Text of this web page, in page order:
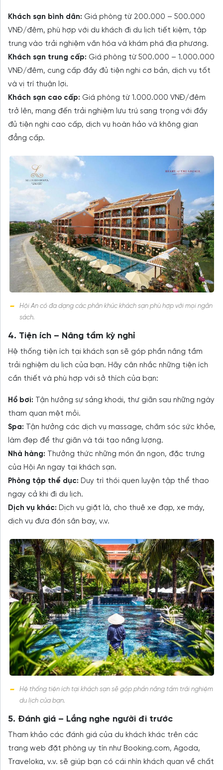
Khách sạn bình dân: Giá phòng từ 200.000 – 500.000
VNĐ/đêm, phù hợp với du khách đi du lịch tiết kiệm, tập
trung vào trải nghiệm văn hóa và khám phá địa phương.
Khách sạn trung cấp: Giá phòng từ 500.000 – 1.000.000
VNĐ/đêm, cung cấp đầy đủ tiện nghi cơ bản, dịch vụ tốt
và vị trí thuận lợi.
Khách sạn cao cấp: Giá phòng từ 1.000.000 VNĐ/đêm
trở lên, mang đến trải nghiệm lưu trú sang trọng với đầy
đủ tiện nghi cao cấp, dịch vụ hoàn hảo và không gian
đẳng cấp.
Hội An có đa dạng các phân khúc khách sạn phù hợp với mọi ngân
sách.
4. Tiện ích – Nâng tầm kỳ nghỉ
Hệ thống tiện ích tại khách sạn sẽ góp phần nâng tầm
trải nghiệm du lịch của bạn. Hãy cân nhắc những tiện ích
cần thiết và phù hợp với sở thích của bạn:
Hồ bơi: Tận hưởng sự sảng khoái, thư giãn sau những ngày
tham quan mệt mỏi.
Spa: Tận hưởng các dịch vụ massage, chăm sóc sức khỏe,
làm đẹp để thư giãn và tái tạo năng lượng.
Nhà hàng: Thưởng thức những món ăn ngon, đặc trưng
của Hội An ngay tại khách sạn.
Phòng tập thể dục: Duy trì thói quen luyện tập thể thao
ngay cả khi đi du lịch.
Dịch vụ khác: Dịch vụ giặt là, cho thuê xe đạp, xe máy,
dịch vụ đưa đón sân bay, v.v.
Hệ thống tiện ích tại khách sạn sẽ góp phần nâng tầm trải nghiệm
du lịch của bạn.
5. Đánh giá – Lắng nghe người đi trước
Tham khảo các đánh giá của du khách khác trên các
trang web đặt phòng uy tín như Booking.com, Agoda,
Traveloka, v.v. sẽ giúp bạn có cái nhìn khách quan về chất